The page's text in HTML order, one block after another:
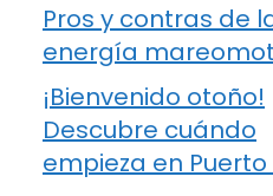
Pros y contras de
energía
¡Bienvenido otoño!
Descubre cuándo
empieza en Puerto